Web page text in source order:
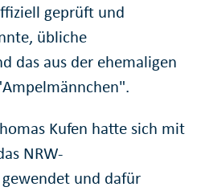
geprüft und
übliche
das aus der ehemaligen
Kufen hatte sich mit
NRW-
und dafür